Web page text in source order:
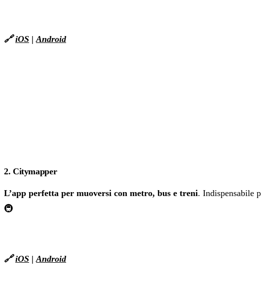
🔗 iOS | Android
2. Citymapper
L’app perfetta per muoversi con metro, bus e treni. Indispensabile
🚇
🔗 iOS | Android